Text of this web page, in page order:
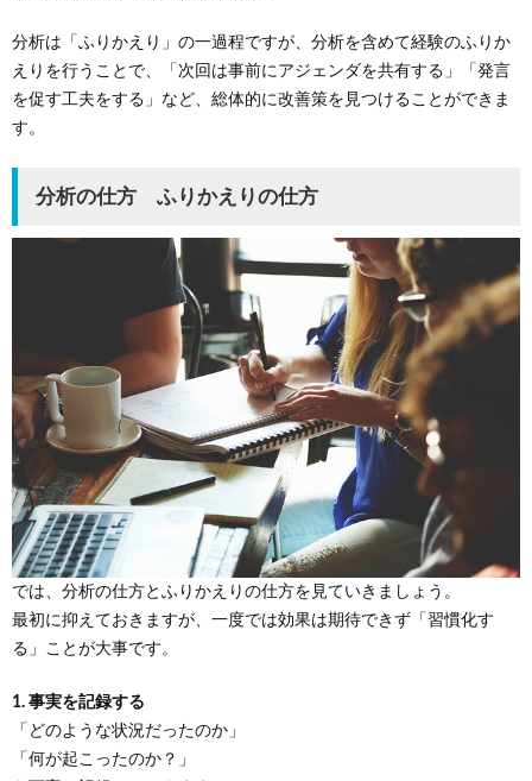
分析は「ふりかえり」の一過程ですが、分析を含めて経験のふりか
えりを行うことで、「次回は事前にアジェンダを共有する」「発言
を促す工夫をする」など、総体的に改善策を見つけることができま
す。
分析の仕方 ふりかえりの仕方
では、分析の仕方とふりかえりの仕方を見ていきましょう。
最初に抑えておきますが、一度では効果は期待できず「習慣化す
る」ことが大事です。
1. 事実を記録する
「どのような状況だったのか」
「何が起こったのか？」